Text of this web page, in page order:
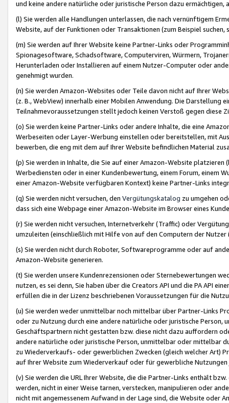
und keine andere natürliche oder juristische Person dazu
(l) Sie werden alle Handlungen unterlassen, die nach vernünftigem
Website, auf der Funktionen oder Transaktionen (zum Beispiel
(m) Sie werden auf Ihrer Website keine Partner-Links oder
Spionagesoftware, Schadsoftware, Computerviren, Würmern,
Herunterladen oder Installieren auf einem Nutzer-Computer oder
genehmigt wurden.
(n) Sie werden Amazon-Websites oder Teile davon nicht auf Ihrer
(z. B., WebView) innerhalb einer Mobilen Anwendung. Die Darstellung
Teilnahmevoraussetzungen stellt jedoch keinen Verstoß gegen diese
(o) Sie werden keine Partner-Links oder andere Inhalte, die eine
Werbeseiten oder Layer-Werbung einstellen oder bereitstellen, mit
bewerben, die eng mit dem auf Ihrer Website befindlichen Material
(p) Sie werden in Inhalte, die Sie auf einer Amazon-Website
Werbediensten oder in einer Kundenbewertung, einem Forum, einem
einer Amazon-Website verfügbaren Kontext) keine Partner-Links
(q) Sie werden nicht versuchen, den Vergütungskatalog zu umgehen
dass sich eine Webpage einer Amazon-Website im Browser eines
(r) Sie werden nicht versuchen, Internetverkehr (Traffic) oder
umzuleiten (einschließlich mit Hilfe von auf den Computern der
(s) Sie werden nicht durch Roboter, Softwareprogramme oder auf
Amazon-Website generieren.
(t) Sie werden unsere Kundenrezensionen oder Sternebewertungen
nutzen, es sei denn, Sie haben über die Creators API und die PA API
erfüllen die in der Lizenz beschriebenen Voraussetzungen für die
(u) Sie werden weder unmittelbar noch mittelbar über Partner-Links
oder zu Nutzung durch eine andere natürliche oder juristische
Geschäftspartnern nicht gestatten bzw. diese nicht dazu auffordern
andere natürliche oder juristische Person, unmittelbar oder mittelbar
zu Wiederverkaufs- oder gewerblichen Zwecken (gleich welcher Art)
auf Ihrer Website zum Wiederverkauf oder für gewerbliche
(v) Sie werden die URL Ihrer Website, die die Partner-Links enthält
werden, nicht in einer Weise tarnen, verstecken, manipulieren oder
nicht mit angemessenem Aufwand in der Lage sind, die Website oder